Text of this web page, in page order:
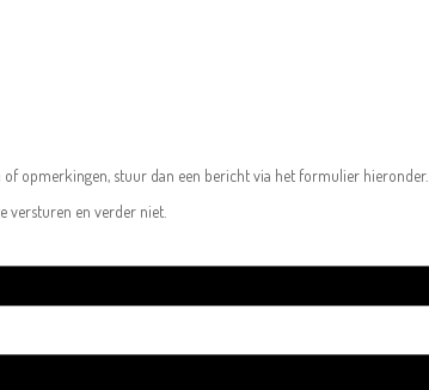
of opmerkingen, stuur dan een bericht via het formulier hieronder.
versturen en verder niet.